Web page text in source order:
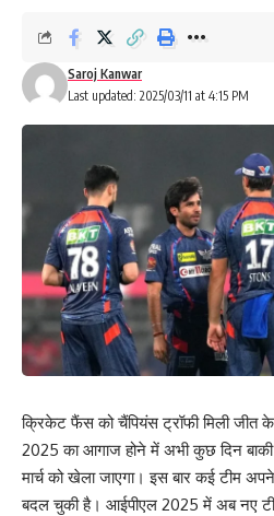
Last updated: 2025/03/11 at 4:15 PM
Saroj Kanwar
क्रिकेट फैंस को चैंपियंस ट्रॉफी मिली जीत के
2025 का आगाज होने में अभी कुछ दिन
मार्च को खेला जाएगा। इस बार कई टीम
बदल चुकी है। आईपीएल 2025 में अब नए